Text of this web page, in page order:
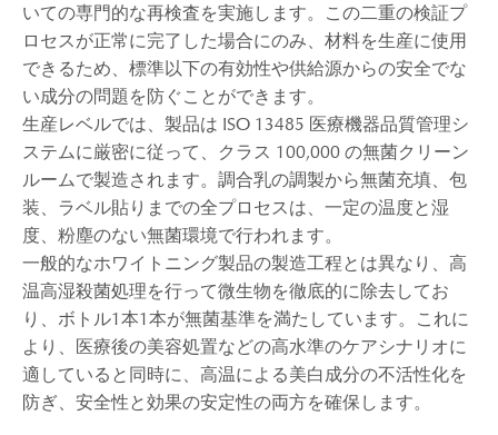
いての専門的な再検査を実施します。この二重の検証プ
ロセスが正常に完了した場合にのみ、材料を生産に使用
できるため、標準以下の有効性や供給源からの安全でな
い成分の問題を防ぐことができます。
生産レベルでは、製品は ISO 13485 医療機器品質管理シ
ステムに厳密に従って、クラス 100,000 の無菌クリーン
ルームで製造されます。調合乳の調製から無菌充填、包
装、ラベル貼りまでの全プロセスは、一定の温度と湿
度、粉塵のない無菌環境で行われます。
一般的なホワイトニング製品の製造工程とは異なり、高
温高湿殺菌処理を行って微生物を徹底的に除去してお
り、ボトル1本1本が無菌基準を満たしています。これに
より、医療後の美容処置などの高水準のケアシナリオに
適していると同時に、高温による美白成分の不活性化を
防ぎ、安全性と効果の安定性の両方を確保します。